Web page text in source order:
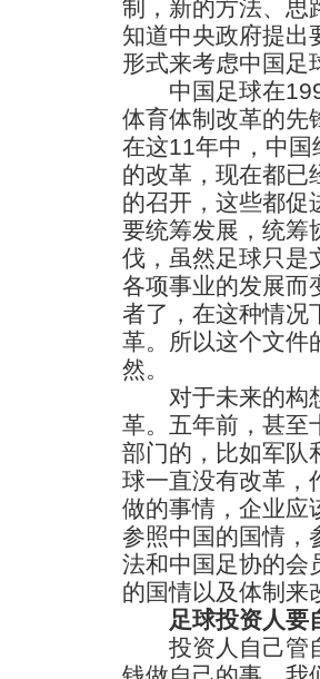
制，新的方法、思
知道中央政府提出
形式来考虑中国足
中国足球在
体育体制改革的先
在这11年中，中
的改革，现在都已
的召开，这些都促
要统筹发展，统筹
伐，虽然足球只是
各项事业的发展而
者了，在这种情况
革。所以这个文件
然。
对于未来的构想
革。五年前，甚至
部门的，比如军队
球一直没有改革，
做的事情，企业应
参照中国的国情，
法和中国足协的会
的国情以及体制来
足球投资人要
投资人自己管自